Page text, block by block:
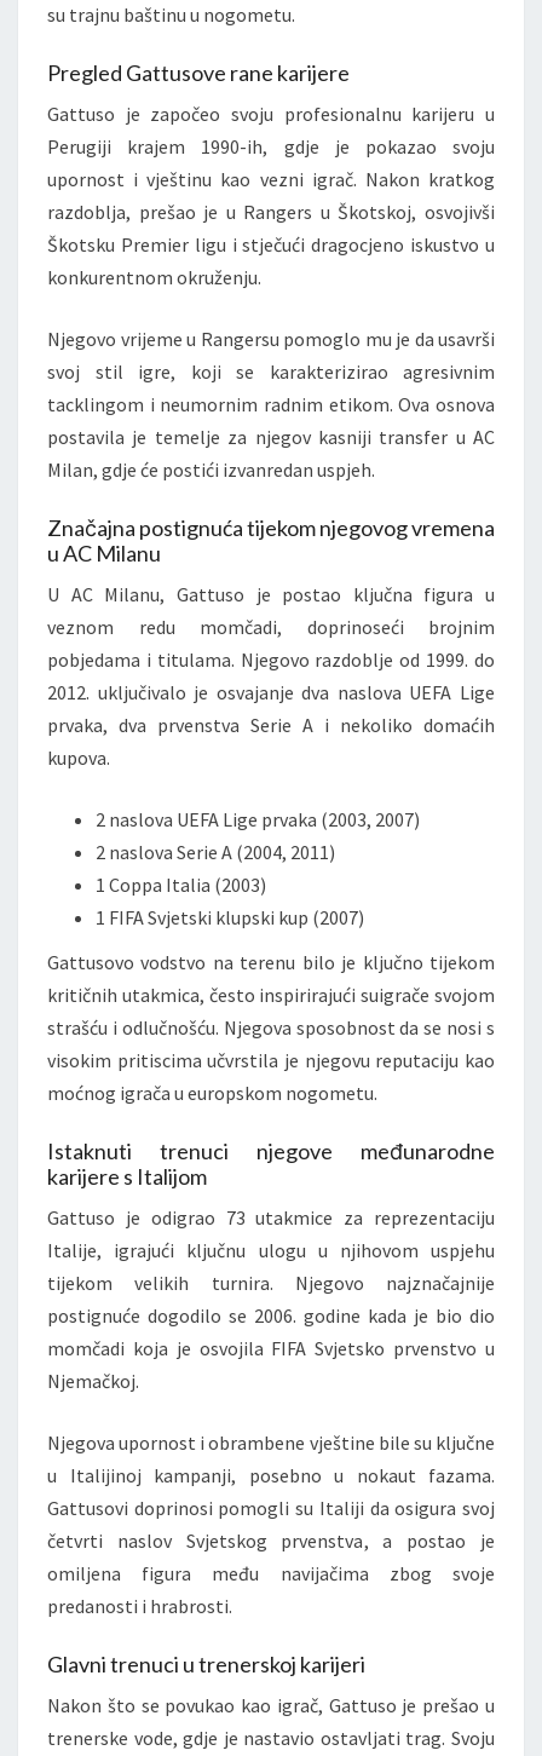
su trajnu baštinu u nogometu.
Pregled Gattusove rane karijere
Gattuso je započeo svoju profesionalnu karijeru u
Perugiji krajem 1990-ih, gdje je pokazao svoju
upornost i vještinu kao vezni igrač. Nakon kratkog
razdoblja, prešao je u Rangers u Škotskoj, osvojivši
Škotsku Premier ligu i stječući dragocjeno iskustvo u
konkurentnom okruženju.
Njegovo vrijeme u Rangersu pomoglo mu je da usavrši
svoj stil igre, koji se karakterizirao agresivnim
tacklingom i neumornim radnim etikom. Ova osnova
postavila je temelje za njegov kasniji transfer u AC
Milan, gdje će postići izvanredan uspjeh.
Značajna postignuća tijekom njegovog vremena
u AC Milanu
U AC Milanu, Gattuso je postao ključna figura u
veznom redu momčadi, doprinoseći brojnim
pobjedama i titulama. Njegovo razdoblje od 1999. do
2012. uključivalo je osvajanje dva naslova UEFA Lige
prvaka, dva prvenstva Serie A i nekoliko domaćih
kupova.
2 naslova UEFA Lige prvaka (2003, 2007)
2 naslova Serie A (2004, 2011)
1 Coppa Italia (2003)
1 FIFA Svjetski klupski kup (2007)
Gattusovo vodstvo na terenu bilo je ključno tijekom
kritičnih utakmica, često inspirirajući suigrače svojom
strašću i odlučnošću. Njegova sposobnost da se nosi s
visokim pritiscima učvrstila je njegovu reputaciju kao
moćnog igrača u europskom nogometu.
Istaknuti trenuci njegove međunarodne
karijere s Italijom
Gattuso je odigrao 73 utakmice za reprezentaciju
Italije, igrajući ključnu ulogu u njihovom uspjehu
tijekom velikih turnira. Njegovo najznačajnije
postignuće dogodilo se 2006. godine kada je bio dio
momčadi koja je osvojila FIFA Svjetsko prvenstvo u
Njemačkoj.
Njegova upornost i obrambene vještine bile su ključne
u Italijinoj kampanji, posebno u nokaut fazama.
Gattusovi doprinosi pomogli su Italiji da osigura svoj
četvrti naslov Svjetskog prvenstva, a postao je
omiljena figura među navijačima zbog svoje
predanosti i hrabrosti.
Glavni trenuci u trenerskoj karijeri
Nakon što se povukao kao igrač, Gattuso je prešao u
trenerske vode, gdje je nastavio ostavljati trag. Svoju